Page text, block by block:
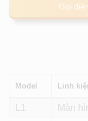
Gọi
Model Linh
L1 Màn